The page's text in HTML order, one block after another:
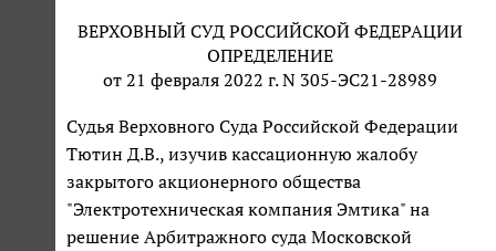
ВЕРХОВНЫЙ СУД РОССИЙСКОЙ ФЕДЕРАЦИИ
ОПРЕДЕЛЕНИЕ
от 21 февраля 2022 г. N 305-ЭС21-28989
Судья Верховного Суда Российской Федерации
Тютин Д.В., изучив кассационную жалобу
закрытого акционерного общества
"Электротехническая компания Эмтика" на
решение Арбитражного суда Московской